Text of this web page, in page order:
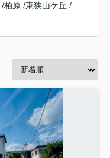
/柏原 /東狭山ケ丘 /